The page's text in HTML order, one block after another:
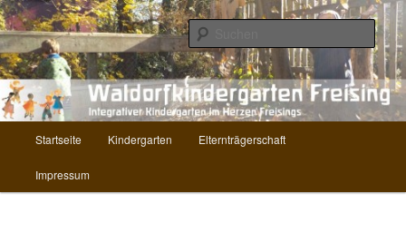
Zum
Inhalt
wechseln
Waldorf Kindergarten Freising
Kindergarten im Herzen Freisings
Startseite Kindergarten Elternträgerschaft
Impressum